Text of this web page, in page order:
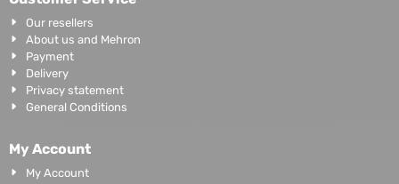
Our resellers
About us and Mehron
Payment
Delivery
Privacy statement
General Conditions
My Account
My Account